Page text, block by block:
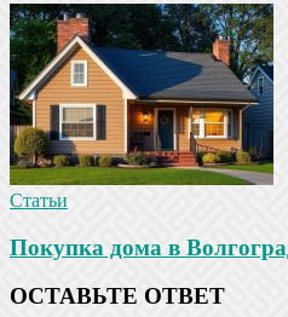
Статьи
Покупка дома в
ОСТАВЬТЕ ОТВЕТ